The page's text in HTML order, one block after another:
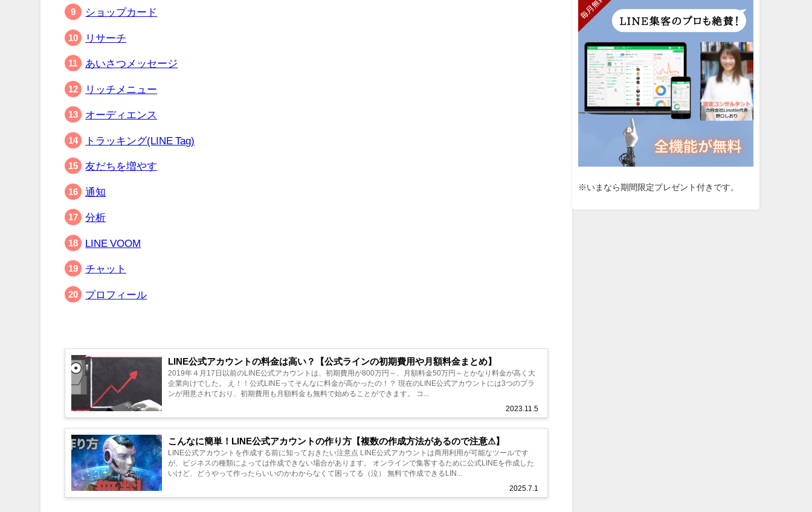
ショップカード
リサーチ
あいさつメッセージ
リッチメニュー
オーディエンス
トラッキング(LINE Tag)
友だちを増やす
通知
分析
LINE VOOM
チャット
プロフィール
LINE公式アカウントの料金は高い？【公式ラインの初期費用や月額料金まとめ】
2023.11.5
2019年４月17日以前のLINE公式アカウントは、初期費用が800万円～、月額料金50万円～とかなり料金が高く大
企業向けでした。 え！！公式LINEってそんなに料金が高かったの！？ 現在のLINE公式アカウントには3つのプラ
ンが用意されており、初期費用も月額料金も無料で始めることができます。 コ...
こんなに簡単！LINE公式アカウントの作り方【複数の作成方法があるので注意⚠】
2025.7.1
LINE公式アカウントを作成する前に知っておきたい注意点 LINE公式アカウントは商用利用が可能なツールです
が、ビジネスの種類によっては作成できない場合があります。 オンラインで集客するために公式LINEを作成した
いけど、どうやって作ったらいいのかわからなくて困ってる（泣） 無料で作成できるLIN...
※いまなら期間限定プレゼント付きです。